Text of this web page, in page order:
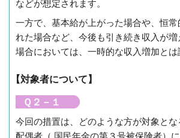
などが想定されます。
一方で、基本給が上がった場合や、恒常
れた場合など、今後も引き続き収入が
場合においては、一時的な収入増加とは
【対象者について】
Ｑ２－１
今回の措置は、どのような方が対象とな